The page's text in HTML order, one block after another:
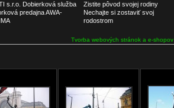
s.r.o. Dobierková služba
predajna AWA-
Zistite pôvod svojej rodiny
Nechajte si zostaviť svoj
rodostrom
Tvorba webových stránok a e-shopov